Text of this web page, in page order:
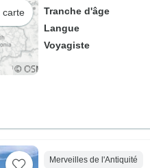
carte
Tranche d'âge
Langue
Voyagiste
Merveilles de l'Antiquité